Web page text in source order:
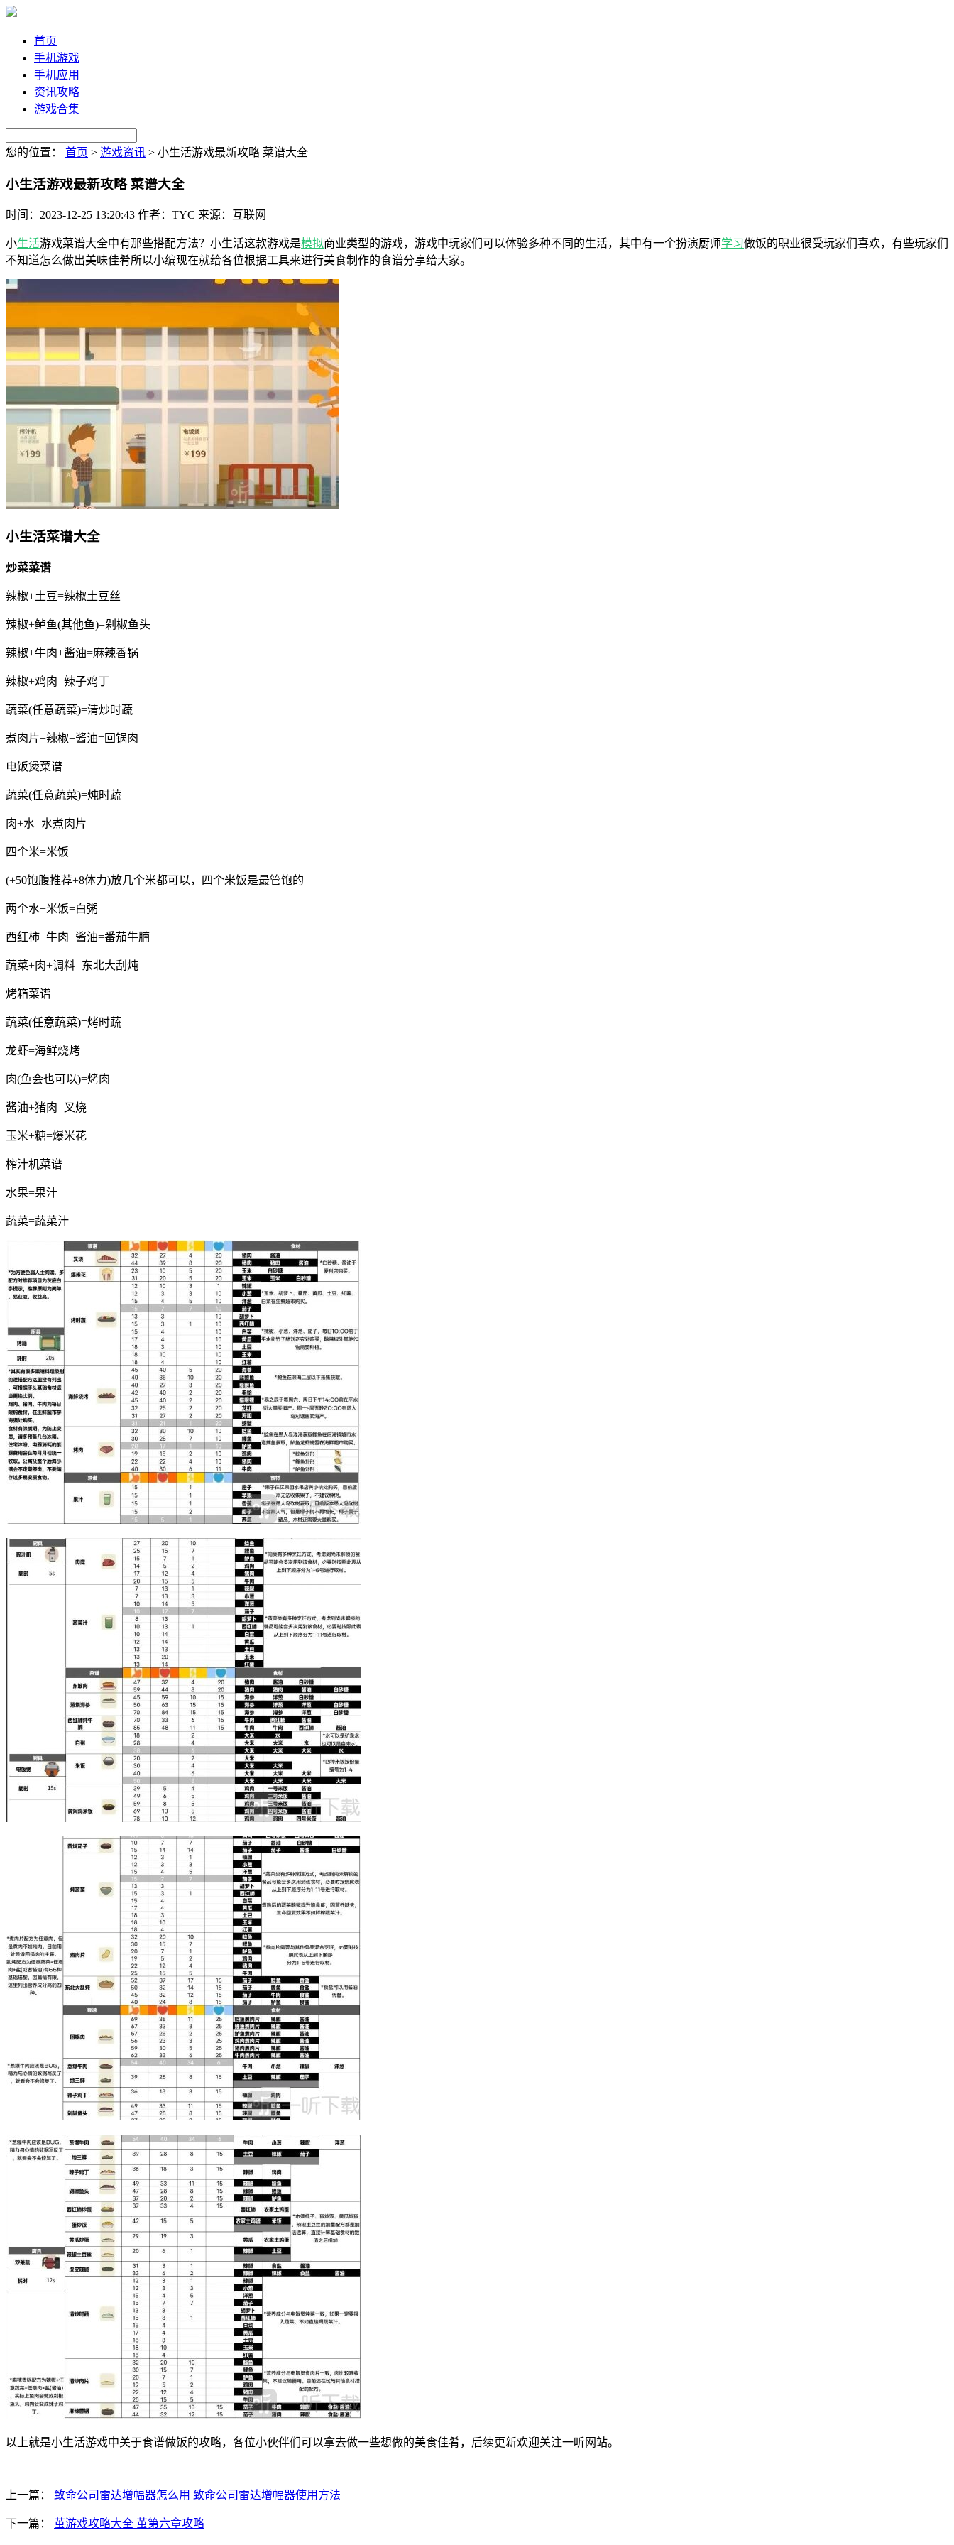
首页
手机游戏
手机应用
资讯攻略
游戏合集
您的位置： 首页 > 游戏资讯 > 小生活游戏最新攻略 菜谱大全
小生活游戏最新攻略 菜谱大全
时间：2023-12-25 13:20:43 作者：TYC 来源：互联网
小生活游戏菜谱大全中有那些搭配方法？小生活这款游戏是模拟商业类型的游戏，游戏中玩家们可以体验多种不同的生活，其中有一个扮演厨师学习做饭的职业很受玩家们喜欢，有些玩家们
不知道怎么做出美味佳肴所以小编现在就给各位根据工具来进行美食制作的食谱分享给大家。
小生活菜谱大全
炒菜菜谱
辣椒+土豆=辣椒土豆丝
辣椒+鲈鱼(其他鱼)=剁椒鱼头
辣椒+牛肉+酱油=麻辣香锅
辣椒+鸡肉=辣子鸡丁
蔬菜(任意蔬菜)=清炒时蔬
煮肉片+辣椒+酱油=回锅肉
电饭煲菜谱
蔬菜(任意蔬菜)=炖时蔬
肉+水=水煮肉片
四个米=米饭
(+50饱腹推荐+8体力)放几个米都可以，四个米饭是最管饱的
两个水+米饭=白粥
西红柿+牛肉+酱油=番茄牛腩
蔬菜+肉+调料=东北大刮炖
烤箱菜谱
蔬菜(任意蔬菜)=烤时蔬
龙虾=海鲜烧烤
肉(鱼会也可以)=烤肉
酱油+猪肉=叉烧
玉米+糖=爆米花
榨汁机菜谱
水果=果汁
蔬菜=蔬菜汁
以上就是小生活游戏中关于食谱做饭的攻略，各位小伙伴们可以拿去做一些想做的美食佳肴，后续更新欢迎关注一听网站。
上一篇： 致命公司雷达增幅器怎么用 致命公司雷达增幅器使用方法
下一篇： 茧游戏攻略大全 茧第六章攻略